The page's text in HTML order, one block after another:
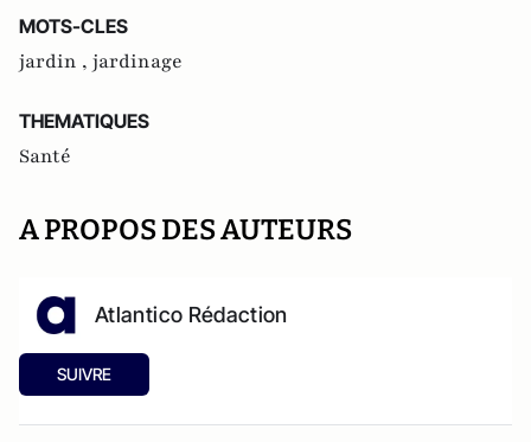
MOTS-CLES
jardin , jardinage
THEMATIQUES
Santé
A PROPOS DES AUTEURS
Atlantico Rédaction
SUIVRE